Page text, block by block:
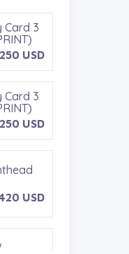
Card 3
250 USD
Card 3
250 USD
USD